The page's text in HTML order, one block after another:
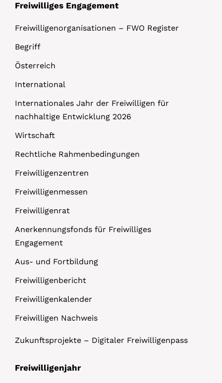
Freiwilliges Engagement
Freiwilligenorganisationen – FWO Register
Begriff
Österreich
International
Internationales Jahr der Freiwilligen für
nachhaltige Entwicklung 2026
Wirtschaft
Rechtliche Rahmenbedingungen
Freiwilligenzentren
Freiwilligenmessen
Freiwilligenrat
Anerkennungsfonds für Freiwilliges
Engagement
Aus- und Fortbildung
Freiwilligenbericht
Freiwilligenkalender
Freiwilligen Nachweis
Zukunftsprojekte – Digitaler Freiwilligenpass
Freiwilligenjahr